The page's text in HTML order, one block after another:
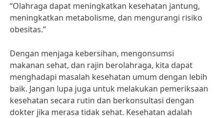
“Olahraga dapat meningkatkan kesehatan jantung,
meningkatkan metabolisme, dan mengurangi risiko
obesitas.”
Dengan menjaga kebersihan, mengonsumsi
makanan sehat, dan rajin berolahraga, kita dapat
menghadapi masalah kesehatan umum dengan lebih
baik. Jangan lupa juga untuk melakukan pemeriksaan
kesehatan secara rutin dan berkonsultasi dengan
dokter jika merasa tidak sehat. Kesehatan adalah